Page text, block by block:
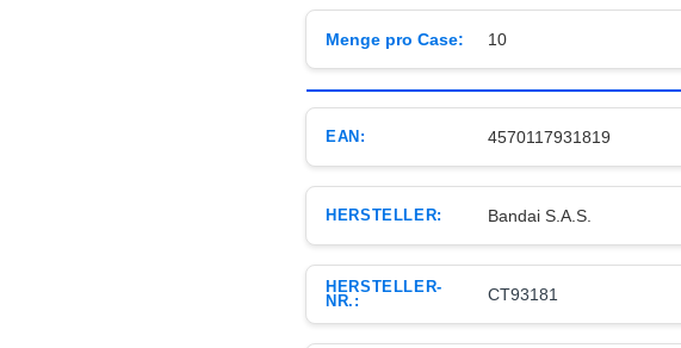
Menge pro Case: 10
EAN: 4570117931819
HERSTELLER: Bandai S.A.S.
HERSTELLER-
NR.:
CT93181